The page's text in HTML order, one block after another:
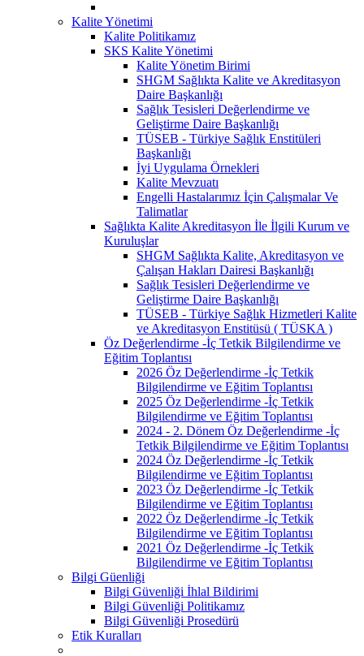
Kalite Yönetimi
Kalite Politikamız
SKS Kalite Yönetimi
Kalite Yönetim Birimi
SHGM Sağlıkta Kalite ve Akreditasyon
Daire Başkanlığı
Sağlık Tesisleri Değerlendirme ve
Geliştirme Daire Başkanlığı
TÜSEB - Türkiye Sağlık Enstitüleri
Başkanlığı
İyi Uygulama Örnekleri
Kalite Mevzuatı
Engelli Hastalarımız İçin Çalışmalar Ve
Talimatlar
Sağlıkta Kalite Akreditasyon İle İlgili Kurum ve
Kuruluşlar
SHGM Sağlıkta Kalite, Akreditasyon ve
Çalışan Hakları Dairesi Başkanlığı
Sağlık Tesisleri Değerlendirme ve
Geliştirme Daire Başkanlığı
TÜSEB - Türkiye Sağlık Hizmetleri Kalite
ve Akreditasyon Enstitüsü ( TÜSKA )
Öz Değerlendirme -İç Tetkik Bilgilendirme ve
Eğitim Toplantısı
2026 Öz Değerlendirme -İç Tetkik
Bilgilendirme ve Eğitim Toplantısı
2025 Öz Değerlendirme -İç Tetkik
Bilgilendirme ve Eğitim Toplantısı
2024 - 2. Dönem Öz Değerlendirme -İç
Tetkik Bilgilendirme ve Eğitim Toplantısı
2024 Öz Değerlendirme -İç Tetkik
Bilgilendirme ve Eğitim Toplantısı
2023 Öz Değerlendirme -İç Tetkik
Bilgilendirme ve Eğitim Toplantısı
2022 Öz Değerlendirme -İç Tetkik
Bilgilendirme ve Eğitim Toplantısı
2021 Öz Değerlendirme -İç Tetkik
Bilgilendirme ve Eğitim Toplantısı
Bilgi Güenliği
Bilgi Güvenliği İhlal Bildirimi
Bilgi Güvenliği Politikamız
Bilgi Güvenliği Prosedürü
Etik Kuralları